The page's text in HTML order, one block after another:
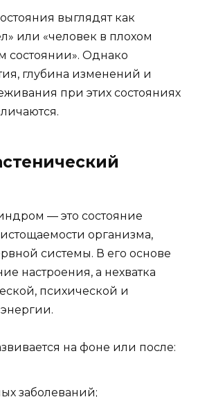
выглядят как
или «человек в плохом
состоянии». Однако
глубина изменений и
при этих состояниях
— это состояние
организма,
системы. В его основе
настроения, а нехватка
психической и
на фоне или после:
заболеваний;